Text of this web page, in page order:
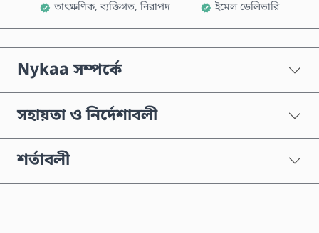
তাৎক্ষণিক, ব্যক্তিগত, নিরাপদ ইমেল ডেলিভারি
Nykaa সম্পর্কে
সহায়তা ও নির্দেশাবলী
শর্তাবলী